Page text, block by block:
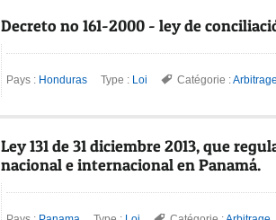
Decreto no 161-2000 - ley de
Pays : Honduras Type : Loi Catégorie :Arbitrage
Ley 131 de 31 diciembre 2013, que
nacional e internacional en Panamá.